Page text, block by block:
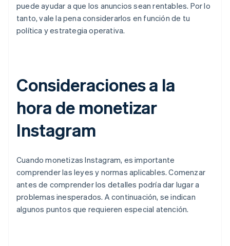
puede ayudar a que los anuncios sean rentables. Por lo
tanto, vale la pena considerarlos en función de tu
política y estrategia operativa.
Consideraciones a la
hora de monetizar
Instagram
Cuando monetizas Instagram, es importante
comprender las leyes y normas aplicables. Comenzar
antes de comprender los detalles podría dar lugar a
problemas inesperados. A continuación, se indican
algunos puntos que requieren especial atención.